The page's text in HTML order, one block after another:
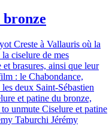
Creste à Vallauris où la
ciselure de mes
brasures, ainsi que leur
: le Chabondance,
deux Saint-Sébastien
et patine du bronze,
unmute Ciselure et patine
Taburchi Jérémy